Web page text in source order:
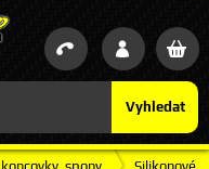
Vyhledat